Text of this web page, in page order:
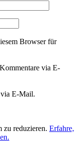
Browser für
via E-
E-Mail.
zu reduzieren. Erfahre,